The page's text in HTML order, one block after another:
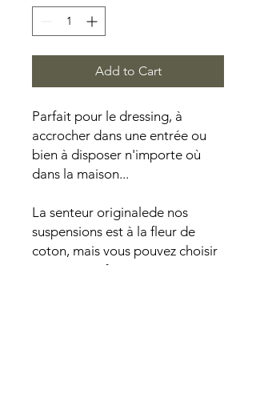
Add to Cart
Parfait pour le dressing, à
accrocher dans une entrée ou
bien à disposer n'importe où
dans la maison...
La senteur originalede nos
suspensions est à la fleur de
coton, mais vous pouvez choisir
un autre parfum parmis nos